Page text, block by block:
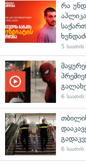
რა
5 საათის
6 საათის
6 საათის